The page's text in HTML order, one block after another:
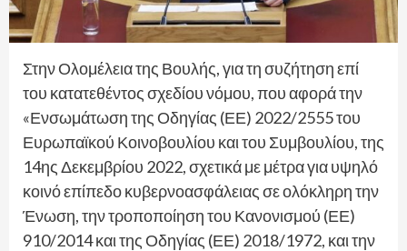
Στην Ολομέλεια της Βουλής, για τη συζήτηση επί
του κατατεθέντος σχεδίου νόμου, που αφορά την
«Ενσωμάτωση της Οδηγίας (ΕΕ) 2022/2555 του
Ευρωπαϊκού Κοινοβουλίου και του Συμβουλίου, της
14ης Δεκεμβρίου 2022, σχετικά με μέτρα για υψηλό
κοινό επίπεδο κυβερνοασφάλειας σε ολόκληρη την
Ένωση, την τροποποίηση του Κανονισμού (ΕΕ)
910/2014 και της Οδηγίας (ΕΕ) 2018/1972, και την